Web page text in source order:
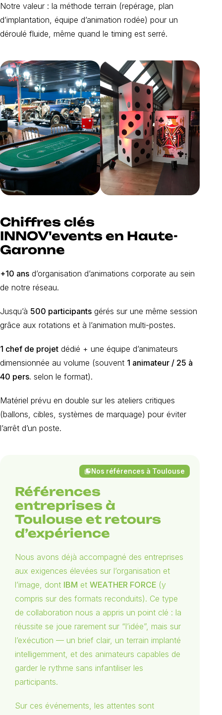
Notre valeur : la méthode terrain (repérage, plan
d’implantation, équipe d’animation rodée) pour un
déroulé fluide, même quand le timing est serré.
Chiffres clés
INNOV'events en Haute-
Garonne
+10 ans d’organisation d’animations corporate au sein
de notre réseau.
Jusqu’à 500 participants gérés sur une même session
grâce aux rotations et à l’animation multi-postes.
1 chef de projet dédié + une équipe d’animateurs
dimensionnée au volume (souvent 1 animateur / 25 à
40 pers. selon le format).
Matériel prévu en double sur les ateliers critiques
(ballons, cibles, systèmes de marquage) pour éviter
l’arrêt d’un poste.
Références
entreprises à
Toulouse et retours
d’expérience
Nous avons déjà accompagné des entreprises
aux exigences élevées sur l’organisation et
l’image, dont IBM et WEATHER FORCE (y
compris sur des formats reconduits). Ce type
de collaboration nous a appris un point clé : la
réussite se joue rarement sur “l’idée”, mais sur
l’exécution — un brief clair, un terrain implanté
intelligemment, et des animateurs capables de
garder le rythme sans infantiliser les
participants.
Sur ces événements, les attentes sont
collections_bookmark Nos références à Toulouse